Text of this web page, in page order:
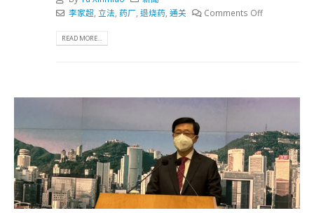
李家超 立法 药厂 退烧药 通关 Comments Off
READ MORE...